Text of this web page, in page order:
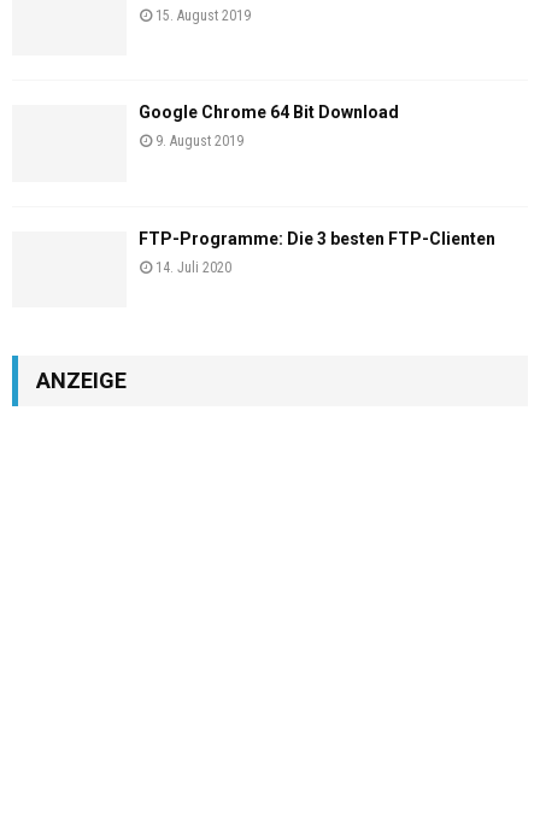
15. August 2019
Google Chrome 64 Bit Download
9. August 2019
FTP-Programme: Die 3 besten FTP-Clienten
14. Juli 2020
ANZEIGE